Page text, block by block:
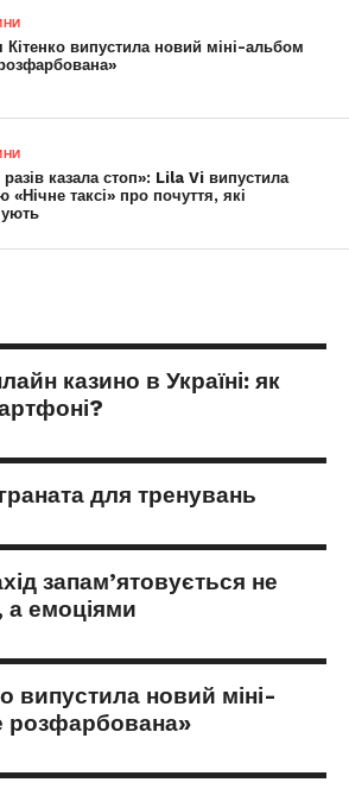
Кітенко випустила новий міні-альбом
разів казала стоп»: Lila Vi випустила
«Нічне таксі» про почуття, які
казино в Україні: як
для тренувань
запам’ятовується не
емоціями
випустила новий міні-
розфарбована»